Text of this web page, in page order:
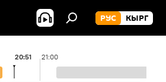
РУС КЫРГ
21:00
20:51